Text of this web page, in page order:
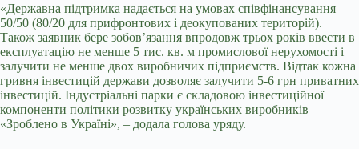
«Державна підтримка надається на умовах співфінансування
50/50 (80/20 для прифронтових і деокупованих територій).
Також заявник бере зобов’язання впродовж трьох років ввести в
експлуатацію не менше 5 тис. кв. м промислової нерухомості і
залучити не менше двох виробничих підприємств. Відтак кожна
гривня інвестицій держави дозволяє залучити 5-6 грн приватних
інвестицій. Індустріальні парки є складовою інвестиційної
компоненти політики розвитку українських виробників
«Зроблено в Україні», – додала голова уряду.